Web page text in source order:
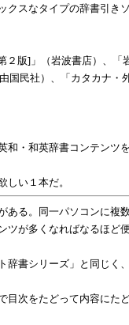
スなタイプの辞書引き
版]」（岩波書店）、「
国民社）、「カタカナ・
・和英辞書コンテンツ
い１本だ。
ある。同一パソコンに複
が多くなればなるほど便
辞書シリーズ」と同じ
次をたどって内容にた